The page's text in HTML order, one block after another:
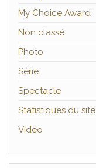
My Choice Award
Non classé
Photo
Série
Spectacle
Statistiques du site
Vidéo